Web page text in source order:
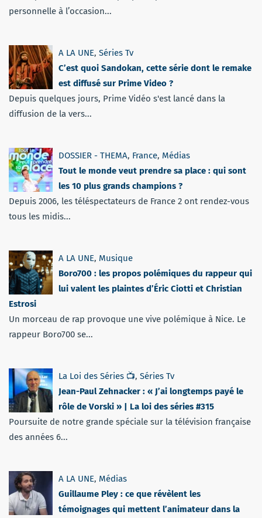
personnelle à l’occasion...
A LA UNE, Séries Tv
C’est quoi Sandokan, cette série dont le remake
est diffusé sur Prime Video ?
Depuis quelques jours, Prime Vidéo s'est lancé dans la
diffusion de la vers...
DOSSIER - THEMA, France, Médias
Tout le monde veut prendre sa place : qui sont
les 10 plus grands champions ?
Depuis 2006, les téléspectateurs de France 2 ont rendez-vous
tous les midis...
A LA UNE, Musique
Boro700 : les propos polémiques du rappeur qui
lui valent les plaintes d’Éric Ciotti et Christian
Estrosi
Un morceau de rap provoque une vive polémique à Nice. Le
rappeur Boro700 se...
La Loi des Séries 📺, Séries Tv
Jean-Paul Zehnacker : « J’ai longtemps payé le
rôle de Vorski » | La loi des séries #315
Poursuite de notre grande spéciale sur la télévision française
des années 6...
A LA UNE, Médias
Guillaume Pley : ce que révèlent les
témoignages qui mettent l’animateur dans la